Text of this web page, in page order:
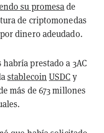
su promesade
de criptomonedas
dinero adeudado.
prestado a 3AC
stablecoin USDC y
más de 673 millones